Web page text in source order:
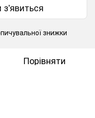
знижки
Порівняти